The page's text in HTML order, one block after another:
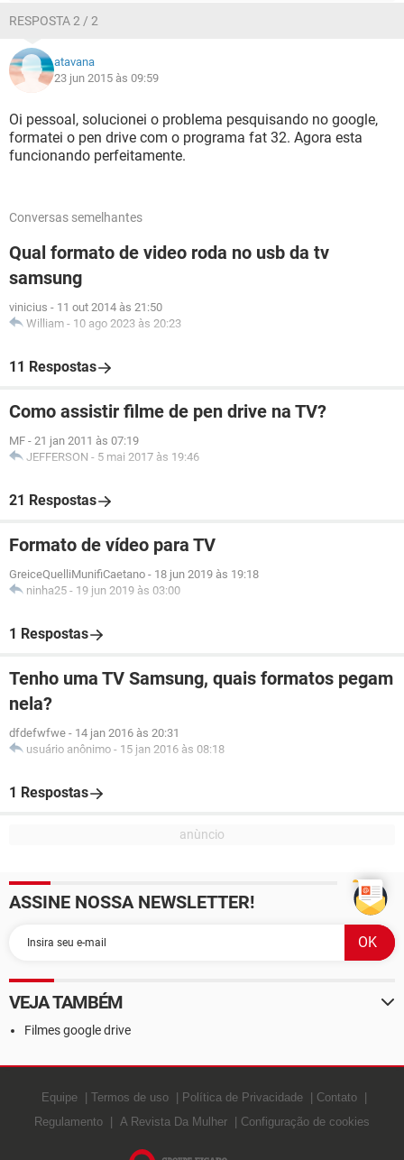
RESPOSTA 2 / 2
atavana
23 jun 2015 às 09:59
Oi pessoal, solucionei o problema pesquisando no google,
formatei o pen drive com o programa fat 32. Agora esta
funcionando perfeitamente.
Conversas semelhantes
Qual formato de video roda no usb da tv
samsung
vinicius - 11 out 2014 às 21:50
William - 10 ago 2023 às 20:23
11 Respostas
Como assistir filme de pen drive na TV?
MF - 21 jan 2011 às 07:19
JEFFERSON - 5 mai 2017 às 19:46
21 Respostas
Formato de vídeo para TV
GreiceQuelliMunifiCaetano - 18 jun 2019 às 19:18
ninha25 - 19 jun 2019 às 03:00
1 Respostas
Tenho uma TV Samsung, quais formatos pegam
nela?
dfdefwfwe - 14 jan 2016 às 20:31
usuário anônimo - 15 jan 2016 às 08:18
1 Respostas
ASSINE NOSSA NEWSLETTER!
VEJA TAMBÉM
Filmes google drive
Equipe Termos de uso Política de Privacidade
Contato
Regulamento
A Revista Da Mulher Configuração de cookies